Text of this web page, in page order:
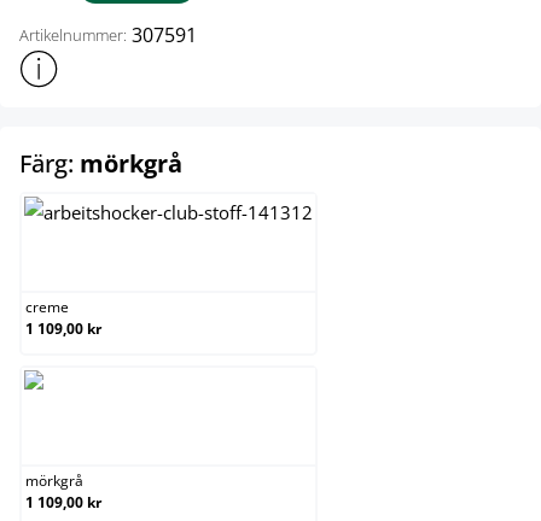
Artikelnummer: 307591
Visa mer produktinformation
Färg: mörkgrå
creme
1 109,00 kr
mörkgrå
1 109,00 kr